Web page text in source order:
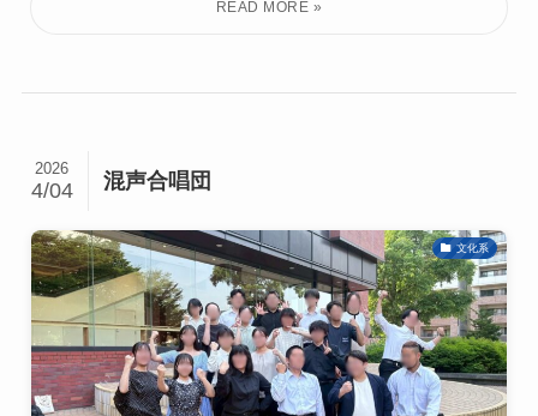
混声合唱団
2026
4/04
文化系